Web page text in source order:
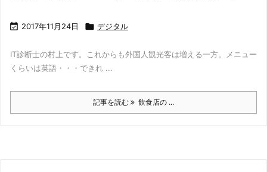
 2017年11月24日  デジタル
IT診断士の村上です。これからも外国人観光客は増える一方。メニュー
くらいは英語・・・できれ ...
記事を読む 飲食店の ...